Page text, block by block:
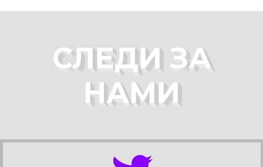
СЛЕДИ ЗА
НАМИ